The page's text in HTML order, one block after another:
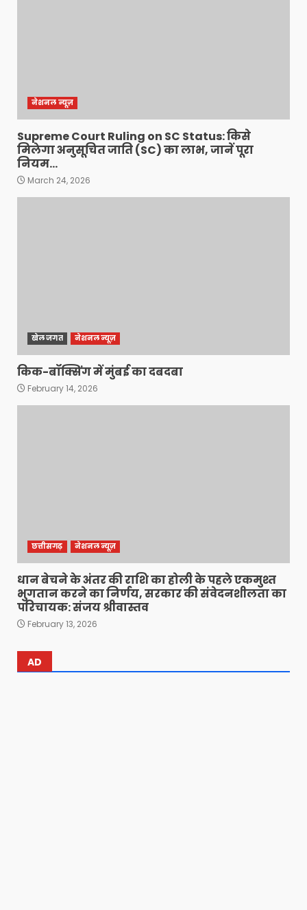
नेशनल न्यूज़
Supreme Court Ruling on SC Status: किसे
मिलेगा अनुसूचित जाति (SC) का लाभ, जानें पूरा
नियम…
March 24, 2026
खेल जगत नेशनल न्यूज़
किक-बॉक्सिंग में मुंबई का दबदबा
February 14, 2026
छत्तीसगढ़ नेशनल न्यूज़
धान बेचने के अंतर की राशि का होली के पहले एकमुश्त
भुगतान करने का निर्णय, सरकार की संवेदनशीलता का
परिचायक: संजय श्रीवास्तव
February 13, 2026
AD